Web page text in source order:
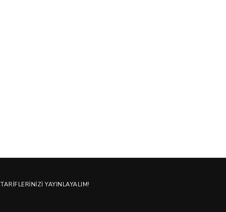
TARIFLERINIZI YAYINLAYALIM!